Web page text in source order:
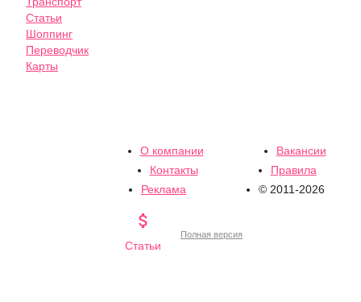
Статьи
Шоппинг
Переводчик
Карты
О компании
Вакансии
Контакты
Правила
Реклама
© 2011-2026

Статьи
Полная версия